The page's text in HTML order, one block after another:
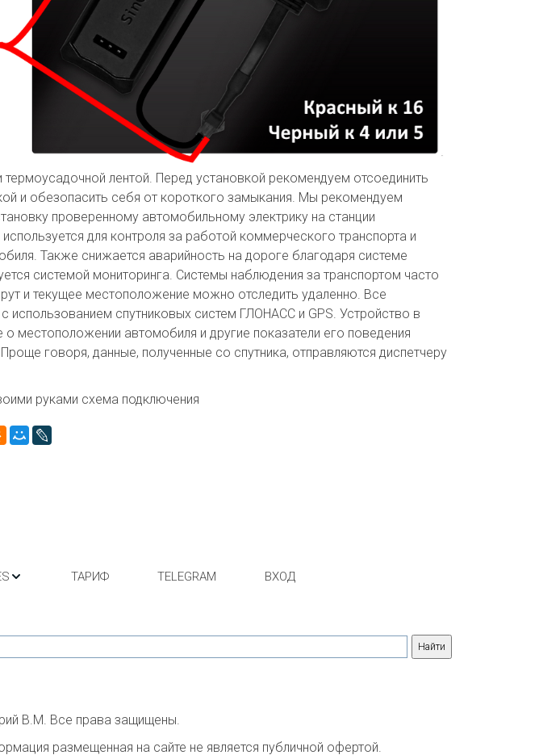
лентой. Перед установкой рекомендуем отсоединить
и обезопасить себя от короткого замыкания. Мы рекомендуем
проверенному автомобильному электрику на станции
для контроля за работой коммерческого транспорта и
Также снижается аварийность на дороге благодаря системе
системой мониторинга. Системы наблюдения за транспортом часто
и текущее местоположение можно отследить удаленно. Все
спутниковых систем ГЛОНАСС и GPS. Устройство в
местоположении автомобиля и другие показатели его поведения
говоря, данные, полученные со спутника, отправляются диспетчеру
руками схема подключения
ТАРИФ TELEGRAM ВХОД
В.М. Все права защищены.
размещенная на сайте не является публичной офертой.